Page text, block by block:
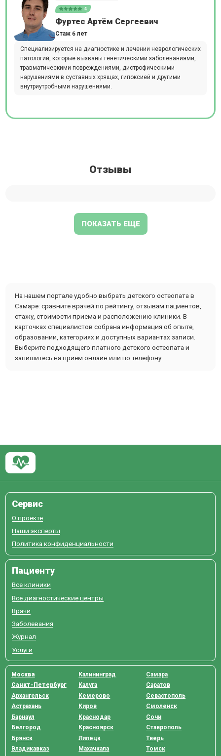
4
Фуртес Артём Сергеевич
Стаж 6 лет
Специализируется на диагностике и лечении неврологических
патологий, которые вызваны генетическими заболеваниями,
травматическими повреждениями, дистрофическими
нарушениями в суставных хрящах, гипоксией и другими
внутриутробными нарушениями.
Отзывы
ПОКАЗАТЬ ЕЩЕ
На нашем портале удобно выбрать детского остеопата в
Самаре: сравните врачей по рейтингу, отзывам пациентов,
стажу, стоимости приема и расположению клиники. В
карточках специалистов собрана информация об опыте,
образовании, категориях и доступных вариантах записи.
Выберите подходящего платного детского остеопата и
запишитесь на прием онлайн или по телефону.
Сервис
О проекте
Наши эксперты
Политика конфиденциальности
Пациенту
Все клиники
Все диагностические центры
Врачи
Заболевания
Журнал
Услуги
Москва
Санкт-Петербург
Архангельск
Астрахань
Барнаул
Белгород
Брянск
Владикавказ
Калининград
Калуга
Кемерово
Киров
Краснодар
Красноярск
Липецк
Махачкала
Самара
Саратов
Севастополь
Смоленск
Сочи
Ставрополь
Тверь
Томск